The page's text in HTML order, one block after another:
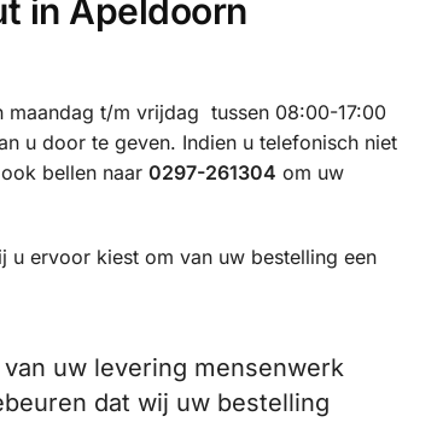
in Apeldoorn
maandag t/m vrijdag tussen 08:00-17:00
u door te geven. Indien u telefonisch niet
bellen naar 0297-261304 om uw
u ervoor kiest om van uw bestelling een
uw levering mensenwerk
dat wij uw bestelling